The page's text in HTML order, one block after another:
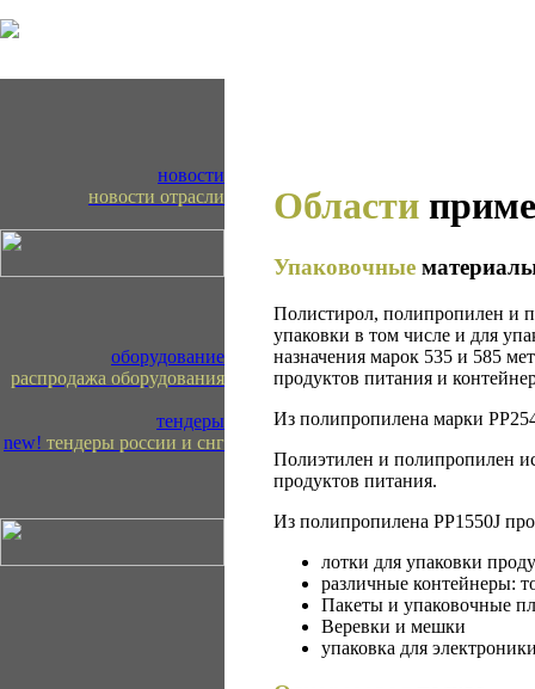
новости
новости отрасли
оборудование
распродажа оборудования
тендеры
new! тендеры россии и снг
Области
Упаковочные
Полистирол, полипропилен и
упаковки в том числе и для
назначения марок 535 и 585
продуктов питания и
Из полипропилена марки
Полиэтилен и полипропилен
продуктов питания.
Из полипропилена PP1550J
лотки для упаковки
различные контейнеры:
Пакеты и упаковочные
Веревки и мешки
упаковка для